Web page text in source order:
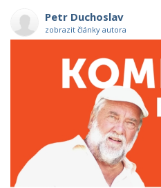
Petr Duchoslav
zobrazit články autora